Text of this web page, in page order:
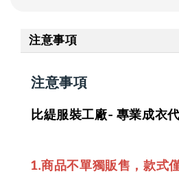
注意事項
注意事項
比緹服裝工廠- 專業成衣
1.商品不單獨販售，款式